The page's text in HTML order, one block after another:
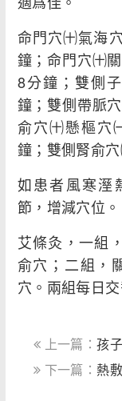
命門穴㈩氣海
鐘；命門穴㈩
8分鐘；雙側
鐘；雙側帶脈
俞穴㈩懸樞穴
鐘；雙側腎俞
如患者風寒溼
節，增減穴位。
艾條灸，一組
俞穴；二組，
穴。兩組每日
上一篇：孩
下一篇： 熱